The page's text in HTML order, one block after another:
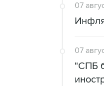
07
07
"СПБ